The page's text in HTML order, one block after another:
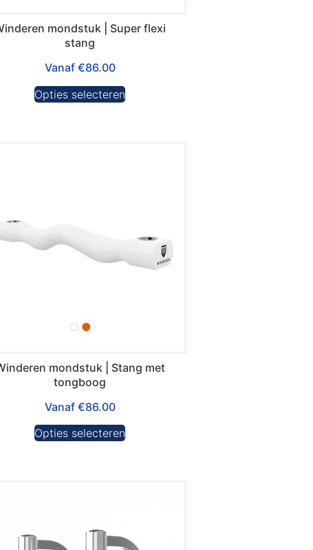
mondstuk | Super flexi
stang
Vanaf €86.00
Opties selecteren
mondstuk | Stang met
tongboog
Vanaf €86.00
Opties selecteren